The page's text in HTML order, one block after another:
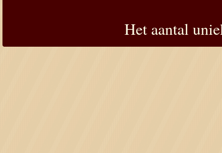
Het aantal